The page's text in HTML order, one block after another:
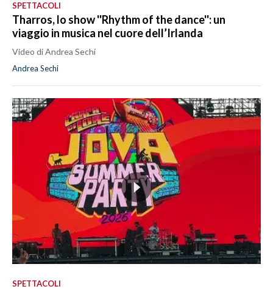
SPETTACOLI
Tharros, lo show ''Rhythm of the dance'': un
viaggio in musica nel cuore dell’Irlanda
Video di Andrea Sechi
Andrea Sechi
SPETTACOLI